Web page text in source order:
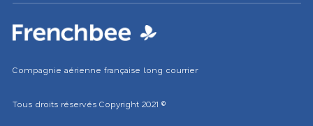
Compagnie aérienne française long courrier
Tous droits réservés Copyright 2021 ©